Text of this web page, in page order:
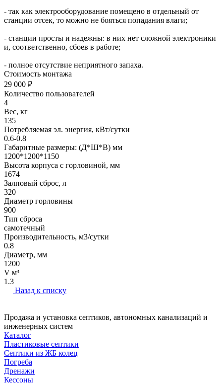
- так как электрооборудование помещено в отдельный от
станции отсек, то можно не бояться попадания влаги;
- станции просты и надежны: в них нет сложной электроники
и, соответственно, сбоев в работе;
- полное отсутствие неприятного запаха.
Стоимость монтажа
29 000 ₽
Количество пользователей
4
Вес, кг
135
Потребляемая эл. энергия, кВт/сутки
0.6-0.8
Габаритные размеры: (Д*Ш*В) мм
1200*1200*1150
Высота корпуса с горловиной, мм
1674
Залповый сброс, л
320
Диаметр горловины
900
Тип сброса
самотечный
Производительность, м3/сутки
0.8
Диаметр, мм
1200
V м³
1.3
Назад к списку
Продажа и установка септиков, автономных канализаций и
инженерных систем
Каталог
Пластиковые септики
Септики из ЖБ колец
Погреба
Дренажи
Кессоны